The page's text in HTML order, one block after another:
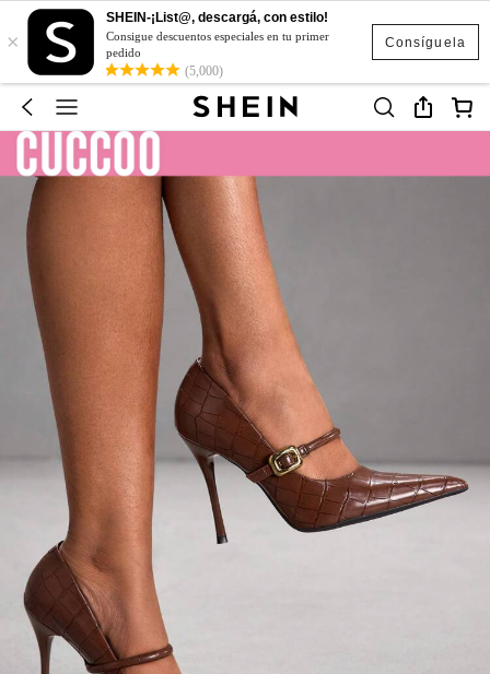
Consíguela
×
SHEIN-¡List@, descargá, con estilo!
Consigue descuentos especiales en tu primer
pedido
(5,000)